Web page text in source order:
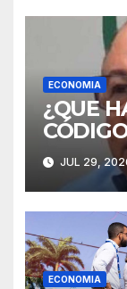
ECONOMIA
¿QUE
Rafael
JUL 29,
ECONOMIA